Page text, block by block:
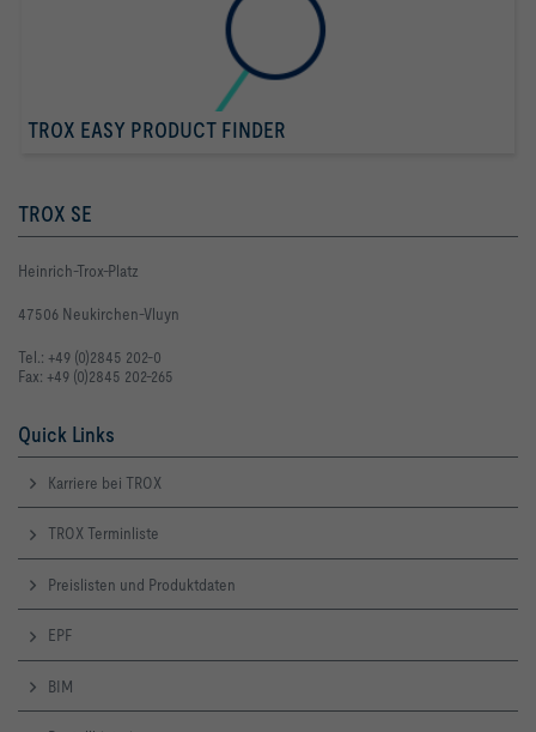
TROX EASY PRODUCT FINDER
TROX SE
Heinrich-Trox-Platz
47506 Neukirchen-Vluyn
Tel.: +49 (0)2845 202-0
Fax: +49 (0)2845 202-265
Quick Links
Karriere bei TROX
TROX Terminliste
Preislisten und Produktdaten
EPF
BIM